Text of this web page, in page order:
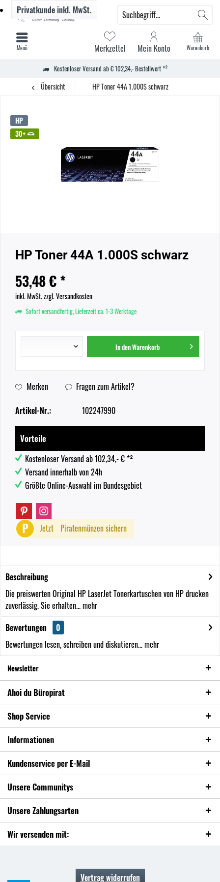
Kostenloser Versand ab € 102,34,- Bestellwert *²
Warenkorb
Merkzettel Mein Konto
Privatkundeinkl. MwSt.
Menü
Übersicht HP Toner 44A 1.000S schwarz
HP
30+
HP Toner 44A 1.000S schwarz
53,48 € *
inkl. MwSt.zzgl. Versandkosten
Sofort versandfertig, Lieferzeit ca. 1-3 Werktage
In denWarenkorb
Merken Fragen zum Artikel?
Artikel-Nr.: 102247990
Vorteile
Kostenloser Versand ab 102,34,- € *²
Versand innerhalb von 24h
Größte Online-Auswahl im Bundesgebiet
P Jetzt Piratenmünzen sichern
Beschreibung
Die preiswerten Original HP LaserJet Tonerkartuschen von HP drucken
zuverlässig. Sie erhalten...mehr
Bewertungen
0
Bewertungen lesen, schreiben und diskutieren...mehr
Newsletter
Ahoi du Büropirat
Shop Service
Informationen
Kundenservice per E-Mail
Unsere Communitys
Unsere Zahlungsarten
Wir versenden mit:
Vertrag widerrufen